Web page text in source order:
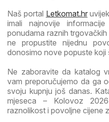
Naš portal Letkomat.hr
imali najnovije
ponudama raznih
ne propustite nijednu
donosimo nove popuste koji
Ne zaboravite da katalog
vam preporučujemo da ga
svoju kupnju još danas.
mjeseca – Kolovoz
raznolikost i povoljne cijene